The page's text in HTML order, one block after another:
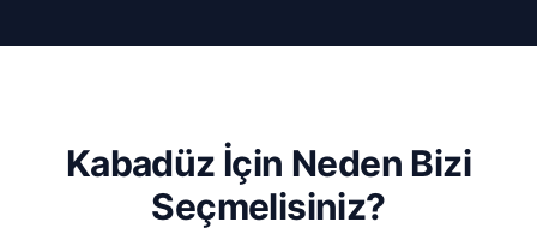
Kabadüz İçin Neden Bizi
Seçmelisiniz?